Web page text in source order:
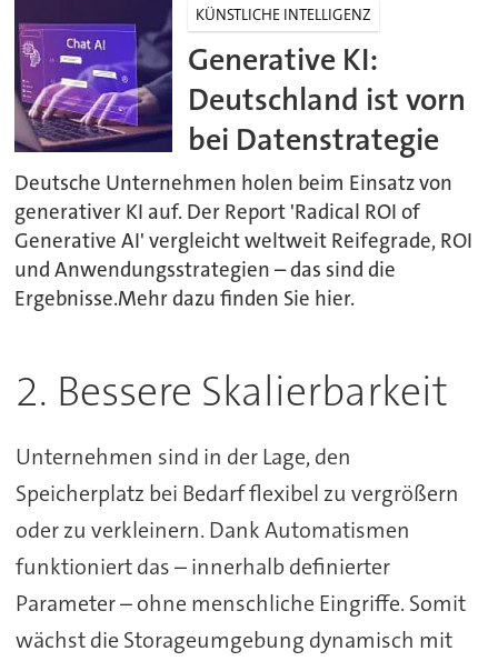
KÜNSTLICHE INTELLIGENZ
Generative KI:
Deutschland ist vorn
bei Datenstrategie
Deutsche Unternehmen holen beim Einsatz von
generativer KI auf. Der Report 'Radical ROI of
Generative AI' vergleicht weltweit Reifegrade, ROI
und Anwendungsstrategien – das sind die
Ergebnisse.Mehr dazu finden Sie hier.
2. Bessere Skalierbarkeit
Unternehmen sind in der Lage, den
Speicherplatz bei Bedarf flexibel zu vergrößern
oder zu verkleinern. Dank Automatismen
funktioniert das – innerhalb definierter
Parameter – ohne menschliche Eingriffe. Somit
wächst die Storageumgebung dynamisch mit